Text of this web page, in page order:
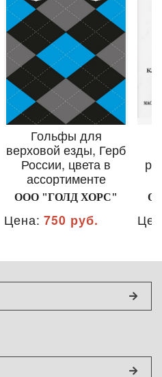
Гольфы для
верховой езды, Герб
России, цвета в
ассортименте
ООО "ГОЛД ХОРС"
Цена: 750 руб.